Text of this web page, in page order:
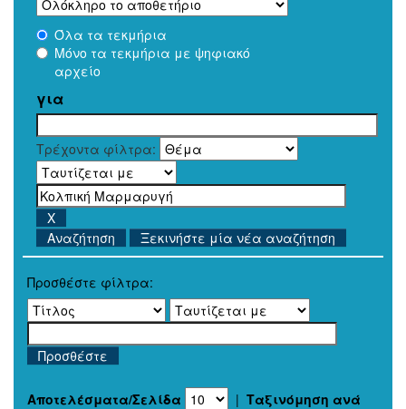
Όλα τα τεκμήρια
Μόνο τα τεκμήρια με ψηφιακό
αρχείο
για
Τρέχοντα φίλτρα:
Ξεκινήστε μία νέα αναζήτηση
Προσθέστε φίλτρα:
Αποτελέσματα/Σελίδα | Ταξινόμηση ανά